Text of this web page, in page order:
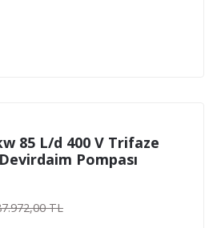
85 L/d 400 V Trifaze
Pompası
TL